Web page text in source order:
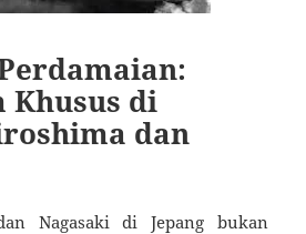
di
dan
Nagasaki di Jepang bukan